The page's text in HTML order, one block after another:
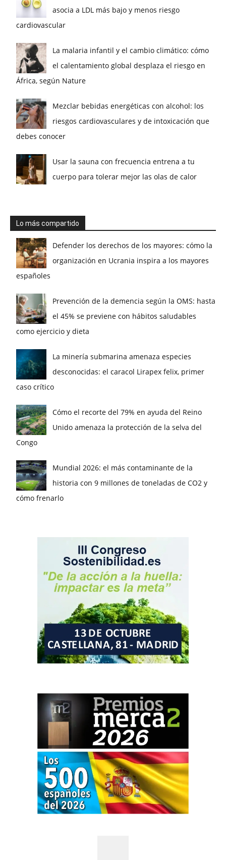
asocia a LDL más bajo y menos riesgo
cardiovascular
La malaria infantil y el cambio climático: cómo
el calentamiento global desplaza el riesgo en
África, según Nature
Mezclar bebidas energéticas con alcohol: los
riesgos cardiovasculares y de intoxicación que
debes conocer
Usar la sauna con frecuencia entrena a tu
cuerpo para tolerar mejor las olas de calor
Lo más compartido
Defender los derechos de los mayores: cómo la
organización en Ucrania inspira a los mayores
españoles
Prevención de la demencia según la OMS: hasta
el 45% se previene con hábitos saludables
como ejercicio y dieta
La minería submarina amenaza especies
desconocidas: el caracol Lirapex felix, primer
caso crítico
Cómo el recorte del 79% en ayuda del Reino
Unido amenaza la protección de la selva del
Congo
Mundial 2026: el más contaminante de la
historia con 9 millones de toneladas de CO2 y
cómo frenarlo